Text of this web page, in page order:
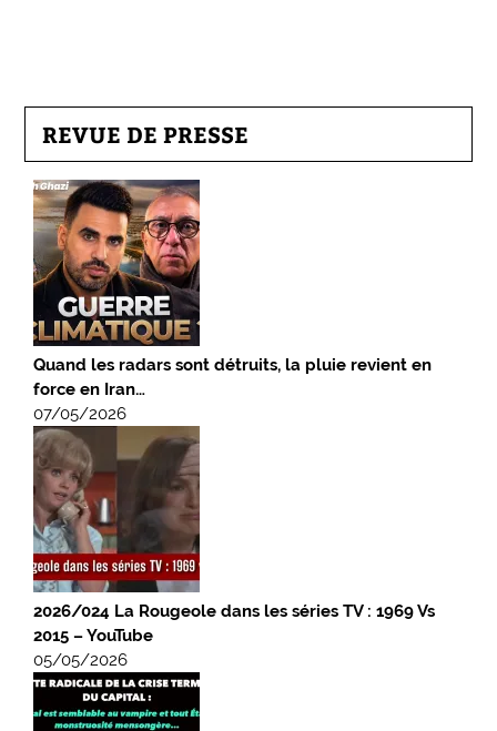
REVUE DE PRESSE
Quand les radars sont détruits, la pluie revient en
force en Iran…
07/05/2026
2026/024 La Rougeole dans les séries TV : 1969 Vs
2015 – YouTube
05/05/2026